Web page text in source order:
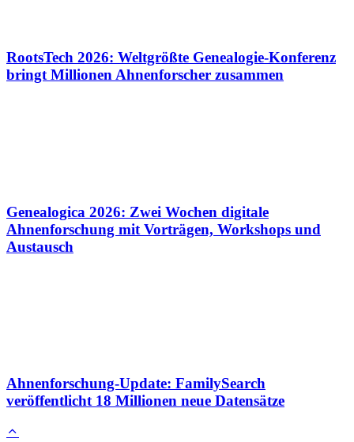
RootsTech 2026: Weltgrößte Genealogie-Konferenz
bringt Millionen Ahnenforscher zusammen
Genealogica 2026: Zwei Wochen digitale
Ahnenforschung mit Vorträgen, Workshops und
Austausch
Ahnenforschung-Update: FamilySearch
veröffentlicht 18 Millionen neue Datensätze